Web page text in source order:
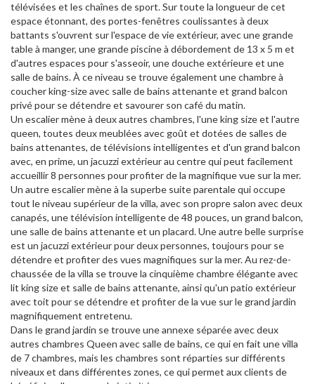
télévisées et les chaînes de sport. Sur toute la longueur de cet
espace étonnant, des portes-fenêtres coulissantes à deux
battants s'ouvrent sur l'espace de vie extérieur, avec une grande
table à manger, une grande piscine à débordement de 13 x 5 m et
d'autres espaces pour s'asseoir, une douche extérieure et une
salle de bains. À ce niveau se trouve également une chambre à
coucher king-size avec salle de bains attenante et grand balcon
privé pour se détendre et savourer son café du matin.
Un escalier mène à deux autres chambres, l'une king size et l'autre
queen, toutes deux meublées avec goût et dotées de salles de
bains attenantes, de télévisions intelligentes et d'un grand balcon
avec, en prime, un jacuzzi extérieur au centre qui peut facilement
accueillir 8 personnes pour profiter de la magnifique vue sur la mer.
Un autre escalier mène à la superbe suite parentale qui occupe
tout le niveau supérieur de la villa, avec son propre salon avec deux
canapés, une télévision intelligente de 48 pouces, un grand balcon,
une salle de bains attenante et un placard. Une autre belle surprise
est un jacuzzi extérieur pour deux personnes, toujours pour se
détendre et profiter des vues magnifiques sur la mer. Au rez-de-
chaussée de la villa se trouve la cinquième chambre élégante avec
lit king size et salle de bains attenante, ainsi qu'un patio extérieur
avec toit pour se détendre et profiter de la vue sur le grand jardin
magnifiquement entretenu.
Dans le grand jardin se trouve une annexe séparée avec deux
autres chambres Queen avec salle de bains, ce qui en fait une villa
de 7 chambres, mais les chambres sont réparties sur différents
niveaux et dans différentes zones, ce qui permet aux clients de